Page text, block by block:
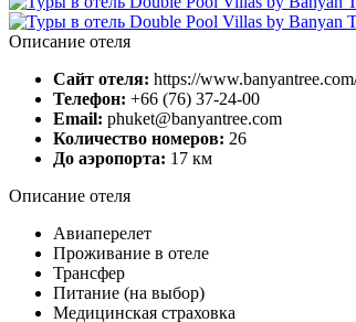
Описание отеля
Сайт отеля: https://
Телефон: +66 (76) 37-24-00
Email: phuket@banyantree.com
Количество номеров: 26
До аэропорта: 17 км
Описание отеля
Авиаперелет
Проживание в отеле
Трансфер
Питание (на выбор)
Медицинская страховка